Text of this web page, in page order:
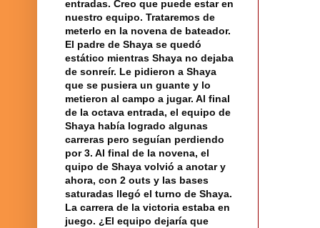
entradas. Creo que puede estar en
nuestro equipo. Trataremos de
meterlo en la novena de bateador.
El padre de Shaya se quedó
estático mientras Shaya no dejaba
de sonreír. Le pidieron a Shaya
que se pusiera un guante y lo
metieron al campo a jugar. Al final
de la octava entrada, el equipo de
Shaya había logrado algunas
carreras pero seguían perdiendo
por 3. Al final de la novena, el
quipo de Shaya volvió a anotar y
ahora, con 2 outs y las bases
saturadas llegó el turno de Shaya.
La carrera de la victoria estaba en
juego. ¿El equipo dejaría que